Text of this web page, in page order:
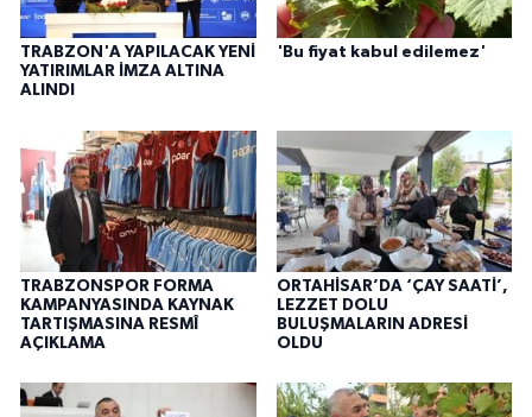
TRABZON'A YAPILACAK YENİ
YATIRIMLAR İMZA ALTINA
ALINDI
'Bu fiyat kabul edilemez'
TRABZONSPOR FORMA
KAMPANYASINDA KAYNAK
TARTIŞMASINA RESMÎ
AÇIKLAMA
ORTAHİSAR’DA ‘ÇAY SAATİ’,
LEZZET DOLU
BULUŞMALARIN ADRESİ
OLDU